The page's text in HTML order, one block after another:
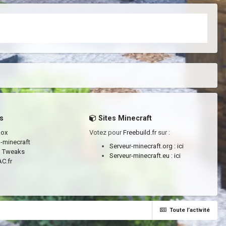
minecraft
Tweaks
Sites Minecraft
Votez pourFreebuild.frsur :
Serveur-minecraft.org : ici
Serveur-minecraft.eu : ici
Toute l’activité